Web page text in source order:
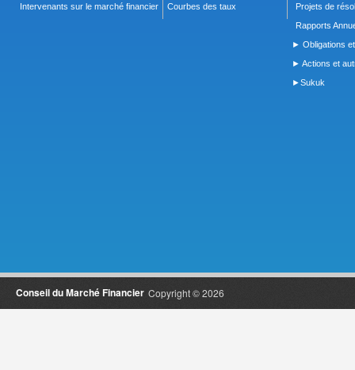
Intervenants sur le marché financier
Courbes des taux
Projets de
Rapports
► Obligations
► Actions et
►Sukuk
Copyright © 2026
Conseil du Marché Financier